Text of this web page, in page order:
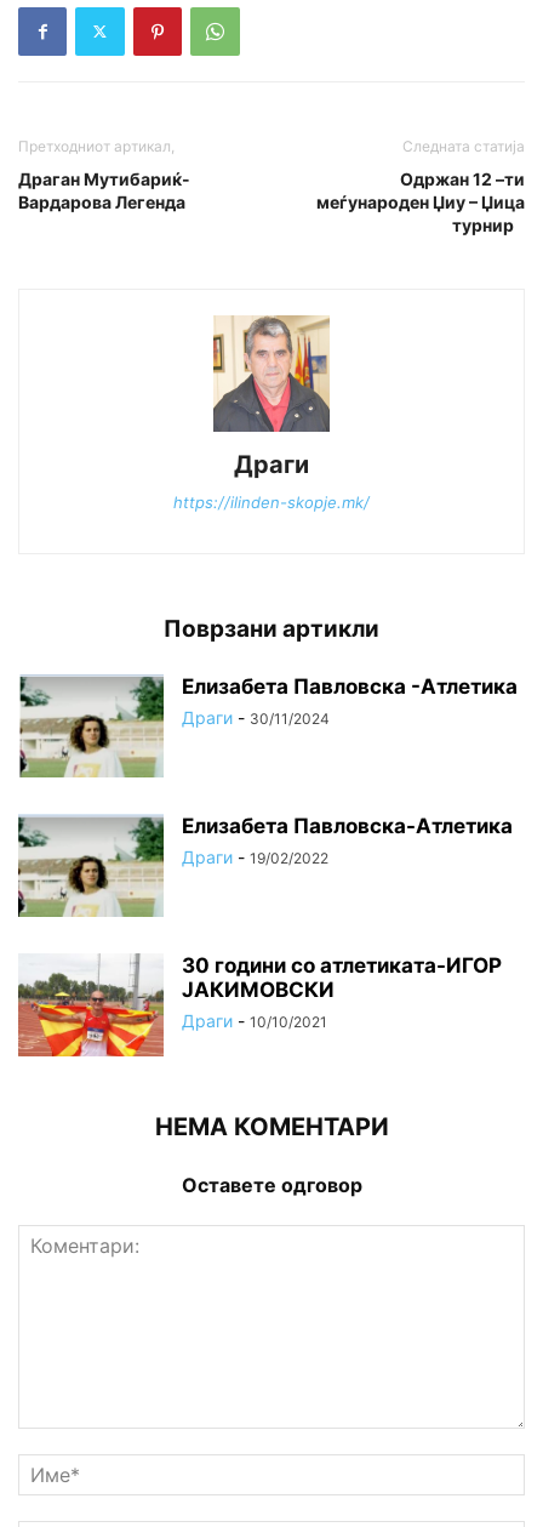
Претходниот артикал,
Драган Мутибариќ-
Вардарова Легенда
Следната статија
Одржан 12 –ти
меѓународен Џиу – Џица
турнир
Драги
https://ilinden-skopje.mk/
Поврзани артикли
Елизабета Павловска -Атлетика
Драги - 30/11/2024
Елизабета Павловска-Атлетика
Драги - 19/02/2022
30 години со атлетиката-ИГОР
ЈАКИМОВСКИ
Драги - 10/10/2021
НЕМА КОМЕНТАРИ
Оставете одговор